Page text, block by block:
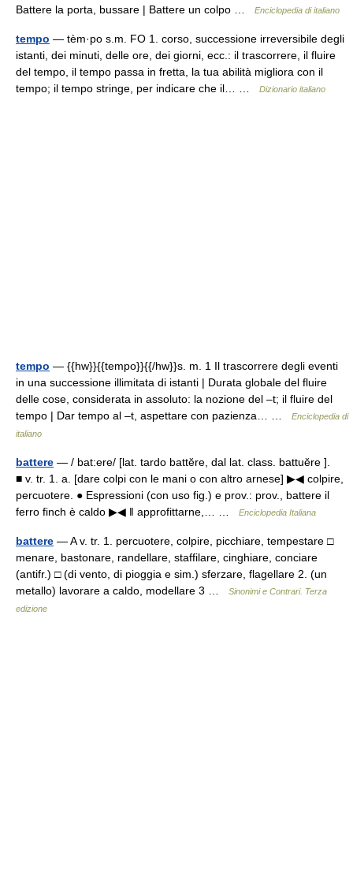
Battere la porta, bussare | Battere un colpo …
Enciclopedia di italiano
tempo — tèm·po s.m. FO 1. corso, successione irreversibile degli
istanti, dei minuti, delle ore, dei giorni, ecc.: il trascorrere, il fluire
del tempo, il tempo passa in fretta, la tua abilità migliora con il
tempo; il tempo stringe, per indicare che il… …
Dizionario italiano
tempo — {{hw}}{{tempo}}{{/hw}}s. m. 1 Il trascorrere degli eventi
in una successione illimitata di istanti | Durata globale del fluire
delle cose, considerata in assoluto: la nozione del –t; il fluire del
tempo | Dar tempo al –t, aspettare con pazienza… …
Enciclopedia di
italiano
battere — / bat:ere/ [lat. tardo battĕre, dal lat. class. battuĕre ].
■ v. tr. 1. a. [dare colpi con le mani o con altro arnese] ▶◀ colpire,
percuotere. ● Espressioni (con uso fig.) e prov.: prov., battere il
ferro finch è caldo ▶◀ ‖ approfittarne,… …
Enciclopedia Italiana
battere — A v. tr. 1. percuotere, colpire, picchiare, tempestare □
menare, bastonare, randellare, staffilare, cinghiare, conciare
(antifr.) □ (di vento, di pioggia e sim.) sferzare, flagellare 2. (un
metallo) lavorare a caldo, modellare 3 …
Sinonimi e Contrari. Terza
edizione